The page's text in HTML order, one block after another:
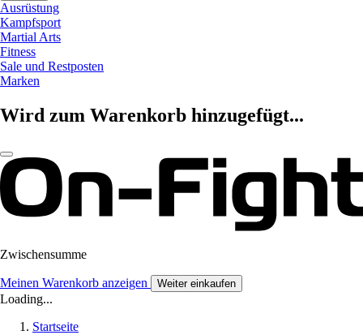
Ausrüstung
Kampfsport
Martial Arts
Fitness
Sale und Restposten
Marken
Wird zum Warenkorb hinzugefügt...
Zwischensumme
Meinen Warenkorb anzeigen Weiter einkaufen
Loading...
Startseite